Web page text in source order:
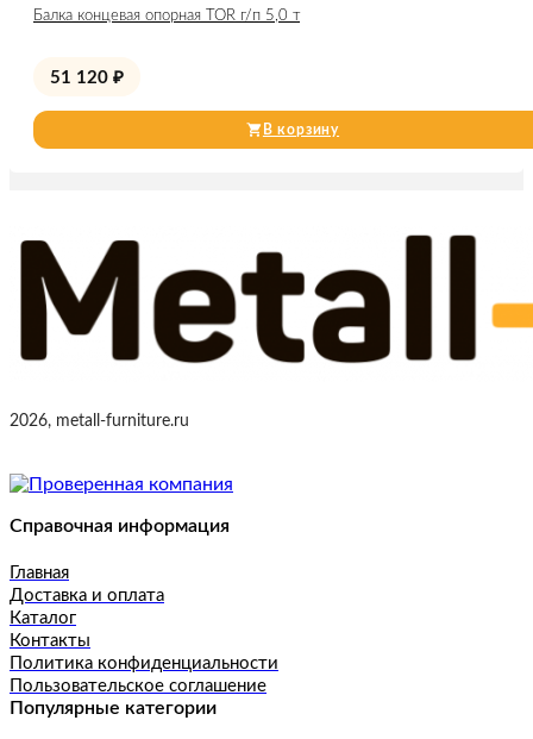
Балка концевая опорная TOR г/п 5,0 т
51 120 ₽
В корзину
2026, metall-furniture.ru
Справочная информация
Главная
Доставка и оплата
Каталог
Контакты
Политика конфиденциальности
Пользовательское соглашение
Популярные категории